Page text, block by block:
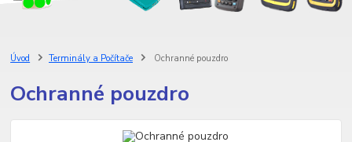
Úvod Terminály a Počítače Ochranné pouzdro
Ochranné pouzdro